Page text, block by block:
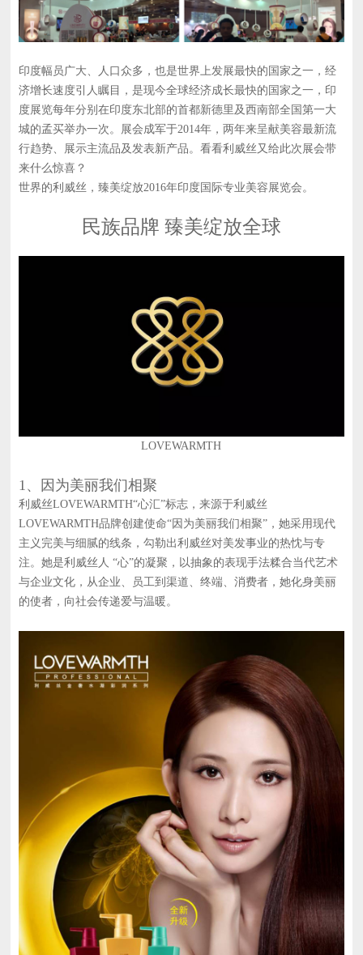
印度幅员广大、人口众多，也是世界上发展最快的国家之一，经
济增长速度引人瞩目，是现今全球经济成长最快的国家之一，印
度展览每年分别在印度东北部的首都新德里及西南部全国第一大
城的孟买举办一次。展会成军于2014年，两年来呈献美容最新流
行趋势、展示主流品及发表新产品。看看利威丝又给此次展会带
来什么惊喜？
世界的利威丝，臻美绽放2016年印度国际专业美容展览会。
民族品牌 臻美绽放全球
LOVEWARMTH
1、因为美丽我们相聚
利威丝LOVEWARMTH“心汇”标志，来源于利威丝
LOVEWARMTH品牌创建使命“因为美丽我们相聚”，她采用现代
主义完美与细腻的线条，勾勒出利威丝对美发事业的热忱与专
注。她是利威丝人 “心”的凝聚，以抽象的表现手法糅合当代艺术
与企业文化，从企业、员工到渠道、终端、消费者，她化身美丽
的使者，向社会传递爱与温暖。